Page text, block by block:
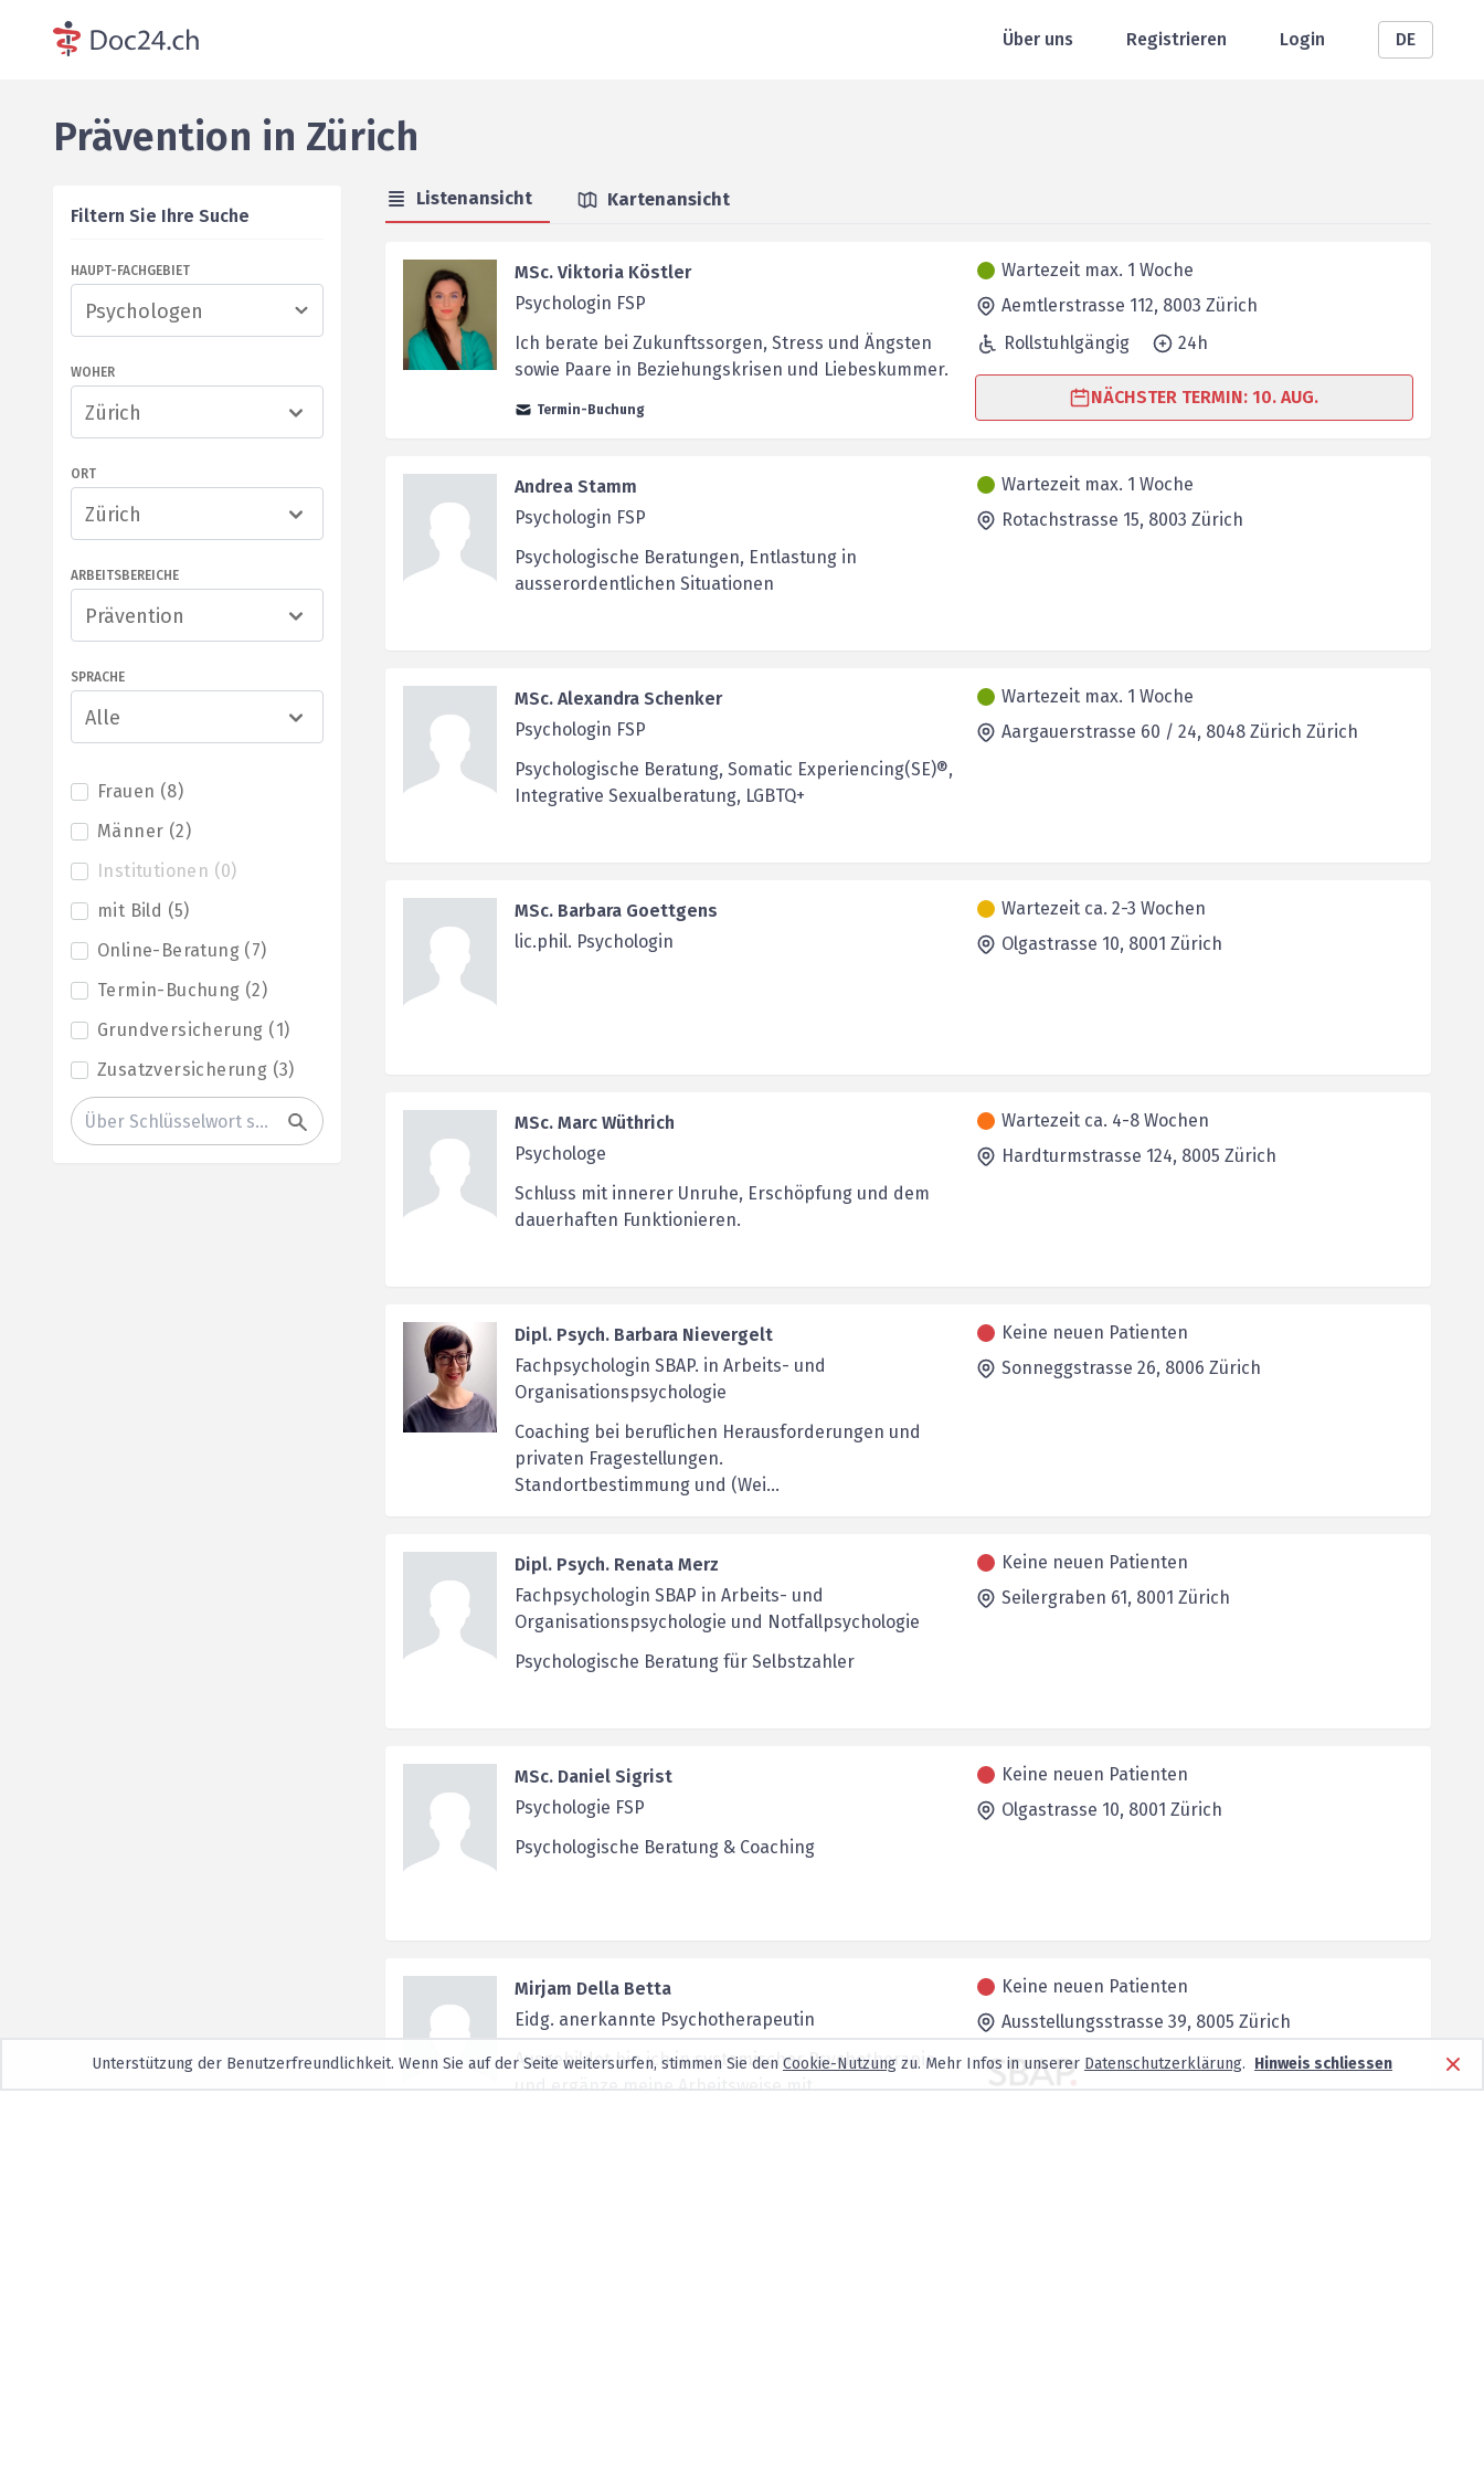
Über uns Registrieren Login DE
Prävention in Zürich
Filtern Sie Ihre Suche
HAUPT-FACHGEBIET
WOHER
Zürich
ORT
Zürich
ARBEITSBEREICHE
Prävention
SPRACHE
Alle
Frauen (8)
Männer (2)
Institutionen (0)
mit Bild (5)
Online-Beratung (7)
Termin-Buchung (2)
Grundversicherung (1)
Zusatzversicherung (3)
Listenansicht Kartenansicht
MSc. Viktoria Köstler
Psychologin FSP
Ich berate bei Zukunftssorgen, Stress und Ängsten
sowie Paare in Beziehungskrisen und Liebeskummer.
Termin-Buchung
Wartezeit max. 1 Woche
Aemtlerstrasse 112, 8003 Zürich
Rollstuhlgängig
24h
NÄCHSTER TERMIN: 10. AUG.
Andrea Stamm
Psychologin FSP
Psychologische Beratungen, Entlastung in
ausserordentlichen Situationen
Wartezeit max. 1 Woche
Rotachstrasse 15, 8003 Zürich
MSc. Alexandra Schenker
Psychologin FSP
Psychologische Beratung, Somatic Experiencing(SE)®,
Integrative Sexualberatung, LGBTQ+
Wartezeit max. 1 Woche
Aargauerstrasse 60 / 24, 8048 Zürich Zürich
MSc. Barbara Goettgens
lic.phil. Psychologin
Wartezeit ca. 2-3 Wochen
Olgastrasse 10, 8001 Zürich
MSc. Marc Wüthrich
Psychologe
Schluss mit innerer Unruhe, Erschöpfung und dem
dauerhaften Funktionieren.
Wartezeit ca. 4-8 Wochen
Hardturmstrasse 124, 8005 Zürich
Dipl. Psych. Barbara Nievergelt
Fachpsychologin SBAP. in Arbeits- und
Organisationspsychologie
Coaching bei beruflichen Herausforderungen und
privaten Fragestellungen.
Standortbestimmung und (Wei...
Keine neuen Patienten
Sonneggstrasse 26, 8006 Zürich
Dipl. Psych. Renata Merz
Fachpsychologin SBAP in Arbeits- und
Organisationspsychologie und Notfallpsychologie
Psychologische Beratung für Selbstzahler
Keine neuen Patienten
Seilergraben 61, 8001 Zürich
MSc. Daniel Sigrist
Psychologie FSP
Psychologische Beratung & Coaching
Keine neuen Patienten
Olgastrasse 10, 8001 Zürich
Mirjam Della Betta
Eidg. anerkannte Psychotherapeutin
Ausgebildet bin ich in systemischer Psychotherapie
und ergänze meine Arbeitsweise mit
Keine neuen Patienten
Ausstellungsstrasse 39, 8005 Zürich
Unterstützung der Benutzerfreundlichkeit. Wenn Sie auf der Seite weitersurfen, stimmen Sie den Cookie-Nutzung zu. Mehr Infos in unserer Datenschutzerklärung. Hinweis schliessen